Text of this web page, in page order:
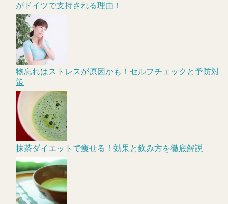
がドイツで支持される理由！
物忘れはストレスが原因かも！セルフチェックと予防対
策
抹茶ダイエットで痩せる！効果と飲み方を徹底解説